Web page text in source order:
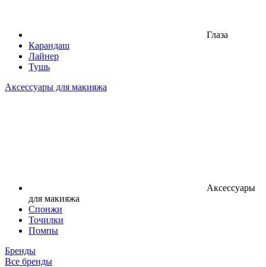
Глаза
Карандаш
Лайнер
Тушь
Аксессуары для макияжа
Аксессуары
для макияжа
Спонжи
Точилки
Помпы
Бренды
Все бренды